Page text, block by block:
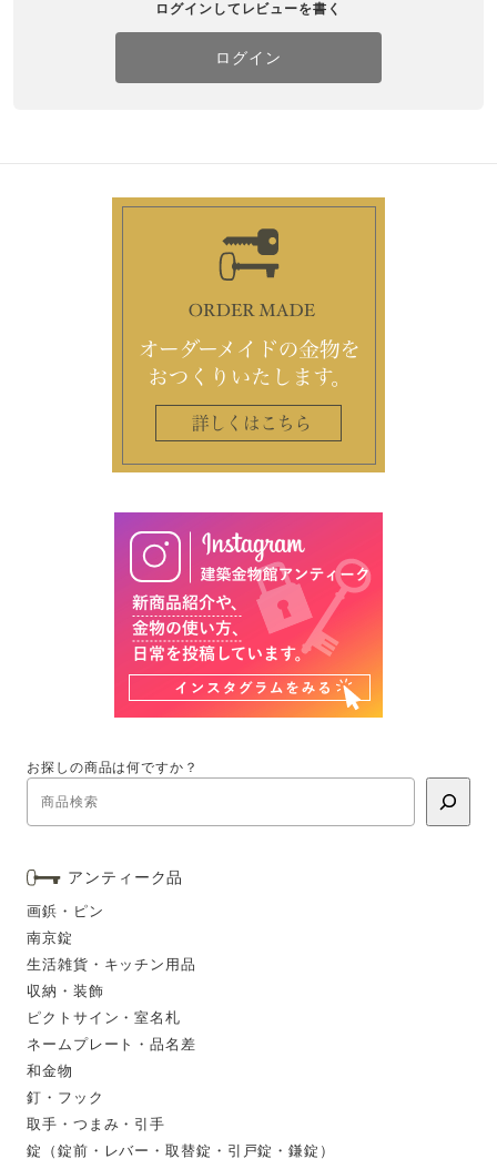
ログインしてレビューを書く
ログイン
お探しの商品は何ですか？
アンティーク品
画鋲・ピン
南京錠
生活雑貨・キッチン用品
収納・装飾
ピクトサイン・室名札
ネームプレート・品名差
和金物
釘・フック
取手・つまみ・引手
錠（錠前・レバー・取替錠・引戸錠・鎌錠）